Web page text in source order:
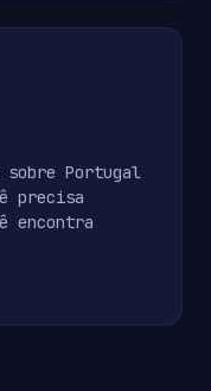
sobre Portugal
precisa
encontra